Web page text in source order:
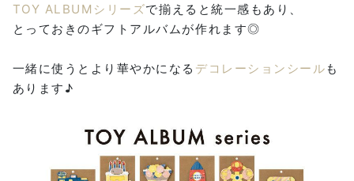
TOY ALBUMシリーズで揃えると統一感もあり、
とっておきのギフトアルバムが作れます◎
一緒に使うとより華やかになる デコレーションシール も
あります♪